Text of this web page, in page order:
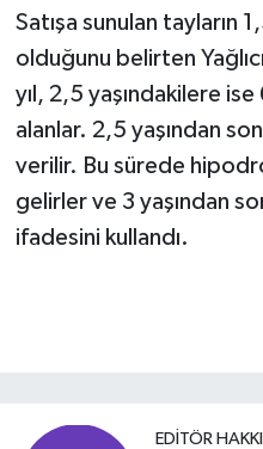
Satışa sunulan tayların
olduğunu belirten
yıl, 2,5 yaşındakilere ise
alanlar. 2,5 yaşından
verilir. Bu sürede
gelirler ve 3 yaşından
ifadesini kullandı.
EDITÖR